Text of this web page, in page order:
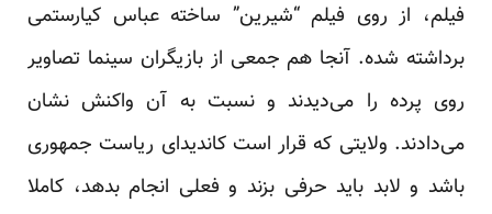
فیلم، از روی فیلم “شیرین” ساخته عباس کیارستمی
برداشته شده. آنجا هم جمعی از بازیگران سینما تصاویر
روی پرده را می‌دیدند و نسبت به آن واکنش نشان
می‌دادند. ولایتی که قرار است کاندیدای ریاست جمهوری
باشد و لابد باید حرفی بزند و فعلی انجام بدهد، کاملا